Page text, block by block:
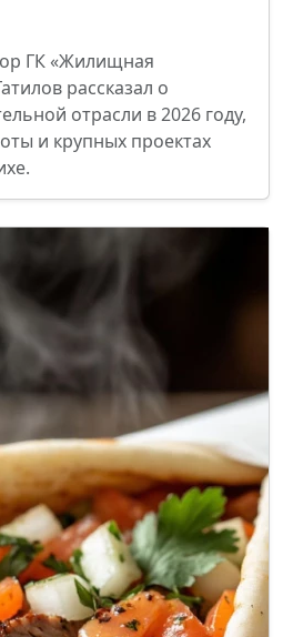
ГК «Жилищная
рассказал о
отрасли в 2026 году,
и крупных проектах